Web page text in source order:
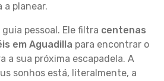
a planear.
pessoal. Ele filtra centenas
em Aguadilla para encontrar o
a sua próxima escapadela. A
sonhos está, literalmente, a